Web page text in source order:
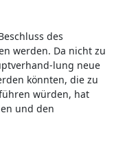
des
werden. Da nicht zu
lung neue
könnten, die zu
würden, hat
und den